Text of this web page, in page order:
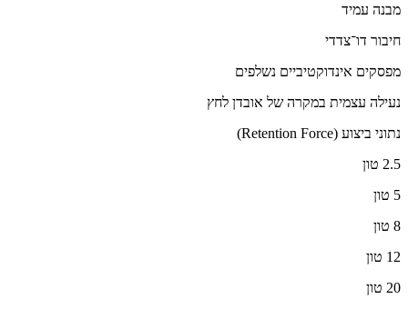
מבנה עמיד
חיבור דו־צדדי
מפסקים אינדוקטיביים נשלפים
נעילה עצמית במקרה של אובדן לחץ
נתוני ביצוע (Retention Force)
2.5 טון
5 טון
8 טון
12 טון
20 טון